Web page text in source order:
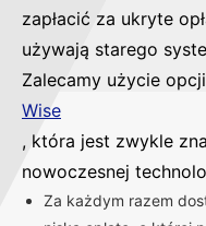
zapłacić za ukryte
używają starego
Zalecamy użycie opcji
Wise
, która jest zwykle
nowoczesnej
Za każdym razem